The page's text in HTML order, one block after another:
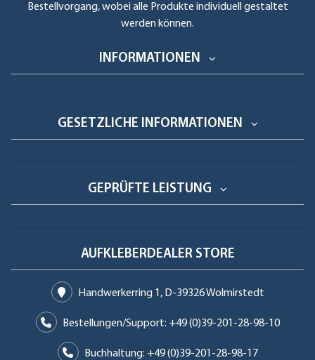
Bestellvorgang, wobei alle Produkte individuell gestaltet
werden können.
INFORMATIONEN
GESETZLICHE INFORMATIONEN
GEPRÜFTE LEISTUNG
AUFKLEBERDEALER STORE
Handwerkerring 1, D-39326 Wolmirstedt
Bestellungen/Support: +49 (0)39-201-28-98-10
Buchhaltung: +49 (0)39-201-28-98-17